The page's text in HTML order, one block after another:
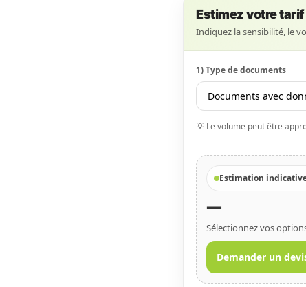
Estimez votre
Indiquez la sensibilité, le
1) Type de documents
💡 Le volume peut être
Estimation
—
Sélectionnez vos
Demander un